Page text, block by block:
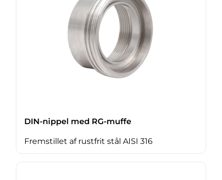
DIN-nippel med RG-muffe
Fremstillet af rustfrit stål AISI 316